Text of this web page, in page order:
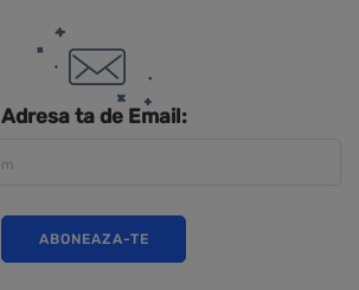
Adresa ta de Email: